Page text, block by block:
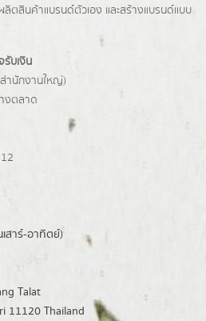
ตสินค้าแบรนด์ตัวเอง และสร้างแบรนด์แบบ
บเงิน
านักงานใหญ่)
งตลาด
สาร์-อาทิตย์)
Talat
11120 Thailand